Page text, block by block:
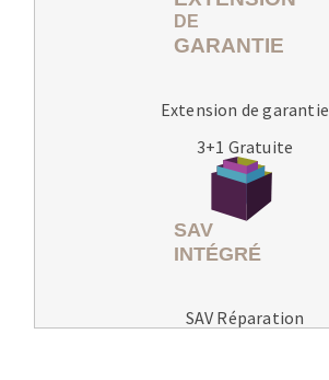
Extension de garantie
3+1 Gratuite
SAV Réparation